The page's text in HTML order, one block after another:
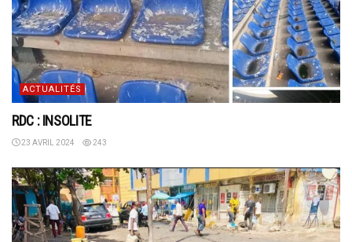
ACTUALITÉS
RDC : INSOLITE
23 AVRIL 2024 243